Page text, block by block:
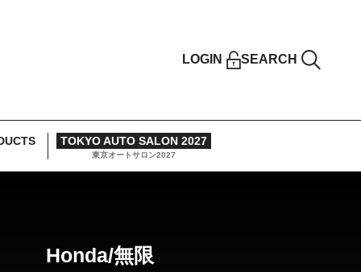
LOGIN SEARCH
TOKYO AUTO SALON 2027
東京オートサロン2027
Honda/無限